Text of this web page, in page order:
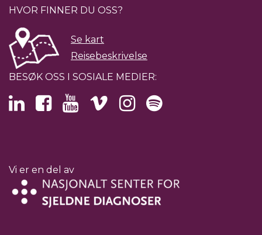
HVOR FINNER DU OSS?
Se kart
Reisebeskrivelse
BESØK OSS I SOSIALE MEDIER:
Vi er en del av